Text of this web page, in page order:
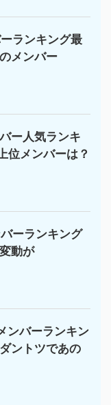
ランキング最
メンバー
ー人気ランキ
位メンバーは？
ーランキング
動が
ンバーランキン
ントツであの